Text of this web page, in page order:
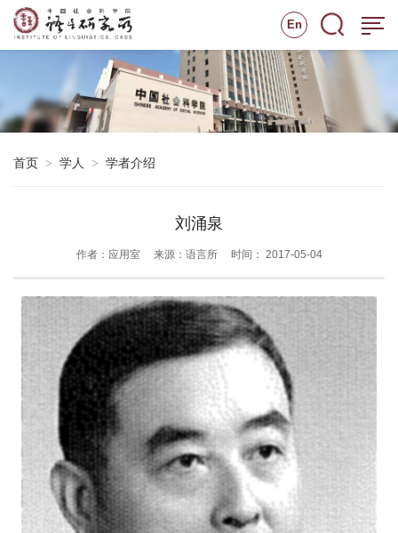
En
首页 > 学人 > 学者介绍
刘涌泉
作者：应用室 来源：语言所 时间： 2017-05-04